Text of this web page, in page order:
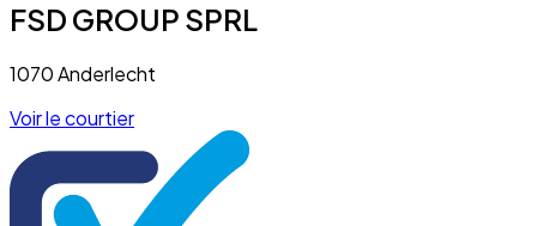
FSD GROUP SPRL
1070 Anderlecht
Voir le courtier